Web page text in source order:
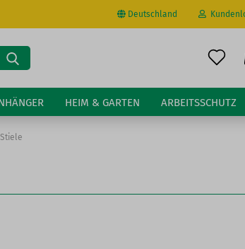
Deutschland
E-Mail
Suche...
HEIM & GARTEN ARBEITSSCHUTZ
Stiele